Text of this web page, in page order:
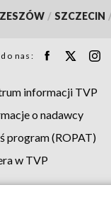
/ SZCZECIN
do nas:
informacji TVP
o nadawcy
program (ROPAT)
w TVP